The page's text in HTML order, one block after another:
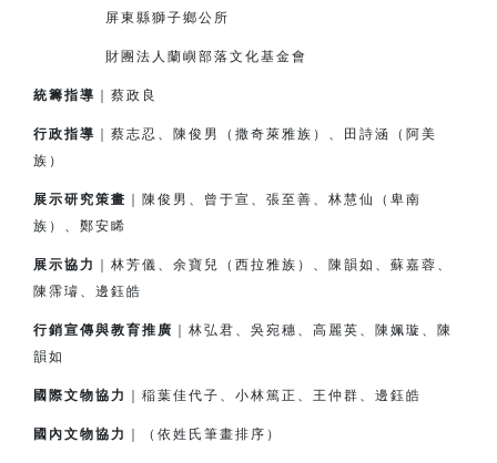
屏東縣獅子鄉公所
財團法人蘭嶼部落文化基金會
統籌指導 ｜蔡政良
行政指導
｜蔡志忍、陳俊男（撒奇萊雅族）、田詩涵（阿美
族）
展示研究策畫
｜陳俊男、曾于宣、張至善、林慧仙（卑南
族）、鄭安睎
展示協力
｜林芳儀、余寶兒（西拉雅族）、陳韻如、蘇嘉蓉、
陳霈璿、邊鈺皓
行銷宣傳與教育推廣
｜林弘君、吳宛穗、高麗英、陳姵璇、陳
韻如
國際文物協力 稲葉佳代子、小林篤正、王仲群、邊鈺皓
國內文物協力 ｜（依姓氏筆畫排序）